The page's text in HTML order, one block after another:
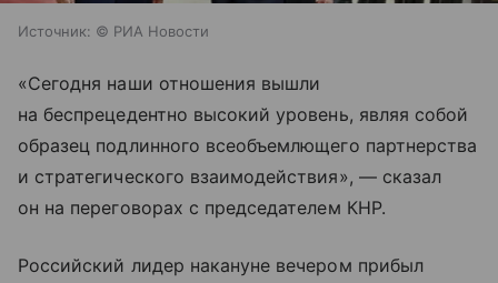
Источник: © РИА Новости
«Сегодня наши отношения вышли
на беспрецедентно высокий уровень, являя собой
образец подлинного всеобъемлющего партнерства
и стратегического взаимодействия», — сказал
он на переговорах с председателем КНР.
Российский лидер накануне вечером прибыл